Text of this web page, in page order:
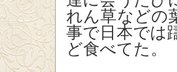
れん草などの
事で日本では
ど食べてた。